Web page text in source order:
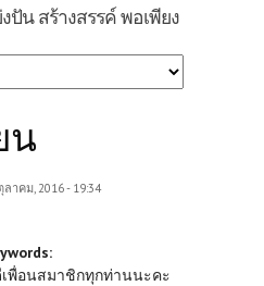
ปัน สร้างสรรค์ พอเพียง
น
ลาคม, 2016 - 19:34
พื่อนสมาชิกทุกท่านนะคะ